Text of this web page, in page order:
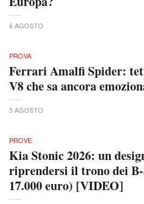
6 AGOSTO
PROVA
Ferrari Amalfi Spider:
V8 che sa ancora
5 AGOSTO
PROVE
Kia Stonic 2026: un
riprendersi il trono dei
17.000 euro) [VIDEO]